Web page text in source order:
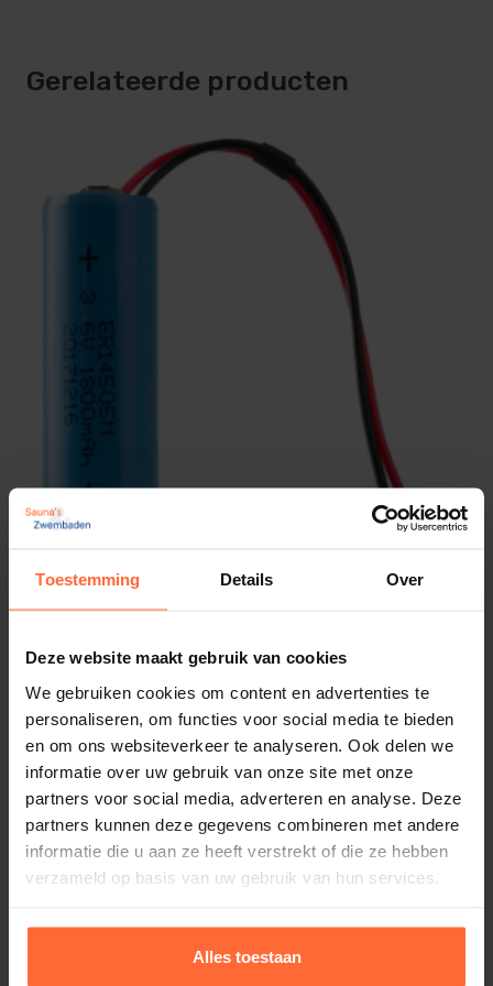
Toestemming Details Over
Deze website maakt gebruik van cookies
We gebruiken cookies om content en advertenties te
personaliseren, om functies voor social media te bieden
en om ons websiteverkeer te analyseren. Ook delen we
informatie over uw gebruik van onze site met onze
partners voor social media, adverteren en analyse. Deze
partners kunnen deze gegevens combineren met andere
informatie die u aan ze heeft verstrekt of die ze hebben
verzameld op basis van uw gebruik van hun services.
Alles toestaan
Gerelateerde producten
17,80